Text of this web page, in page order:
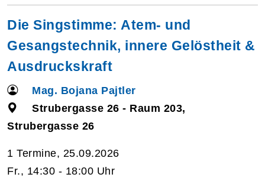
Die Singstimme: Atem- und
Gesangstechnik, innere Gelöstheit &
Ausdruckskraft
Mag. Bojana Pajtler
Strubergasse 26 - Raum 203,
Strubergasse 26
1 Termine, 25.09.2026
Fr., 14:30 - 18:00 Uhr